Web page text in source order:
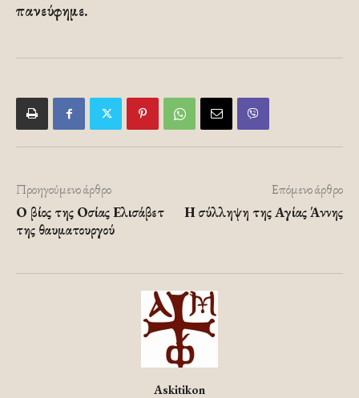
πανεύφημε.
Προηγούμενο άρθρο
Ο βίος της Οσίας Ελισάβετ
της θαυματουργού
Επόμενο άρθρο
Η σύλληψη της Αγίας Άννης
Askitikon